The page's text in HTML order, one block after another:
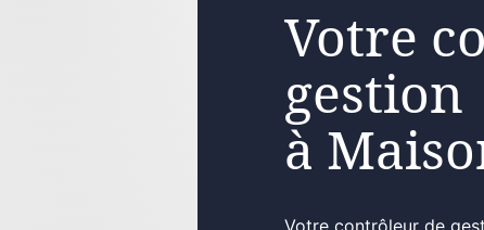
Votre
gestion
à
Votre contrôleur de